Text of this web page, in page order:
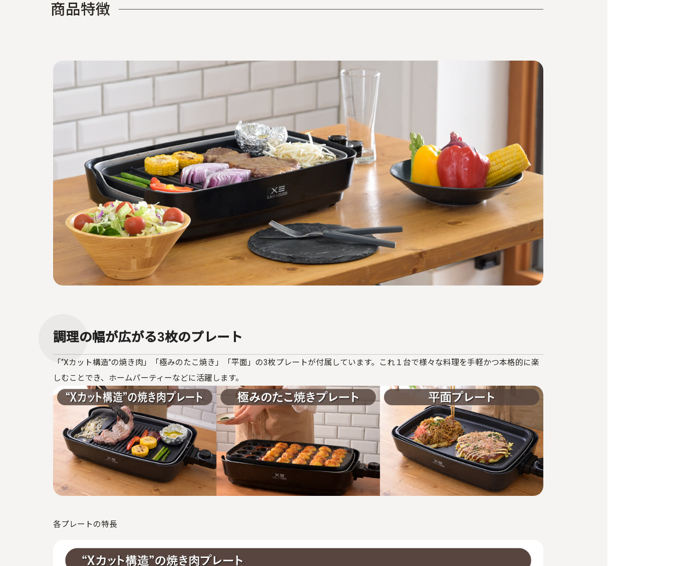
商品特徴
調理の幅が広がる3枚のプレート
「“Xカット構造”の焼き肉」「極みのたこ焼き」「平面」の3枚プレートが付属しています。これ１台で様々な料理を手軽かつ本格的に楽
しむことでき、ホームパーティーなどに活躍します。
各プレートの特長